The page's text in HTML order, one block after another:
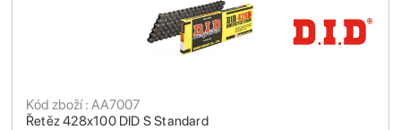
Řetěz 428x100 DID S Standard
Kód zboží : AA7007